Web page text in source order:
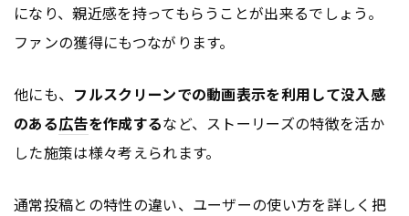
になり、親近感を持ってもらうことが出来るでしょう。
ファンの獲得にもつながります。
他にも、 フルスクリーンでの動画表示を利用して没入感
のある広告を作成するなど、ストーリーズの特徴を活か
した施策は様々考えられます。
通常投稿との特性の違い、ユーザーの使い方を詳しく把